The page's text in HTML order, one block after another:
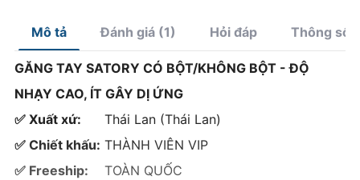
Mô tả Đánh giá (1) Hỏi đáp Thông số/
GĂNG TAY SATORY CÓ BỘT/KHÔNG BỘT - ĐỘ
NHẠY CAO, ÍT GÂY DỊ ỨNG
✅ Xuất xứ:
Thái Lan (Thái Lan)
✅ Chiết khấu: THÀNH VIÊN VIP
✅ Freeship:
TOÀN QUỐC